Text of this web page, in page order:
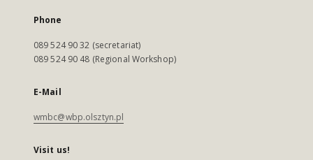
Phone
089 524 90 32 (secretariat)
089 524 90 48 (Regional Workshop)
E-Mail
wmbc@wbp.olsztyn.pl
Visit us!